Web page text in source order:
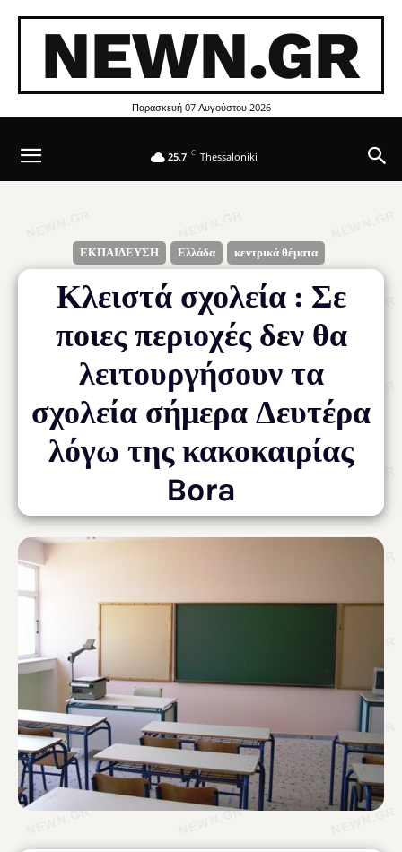
NEWN.GR
Παρασκευή 07 Αυγούστου 2026
25.7 C Thessaloniki
ΕΚΠΑΙΔΕΥΣΗ Ελλάδα κεντρικά θέματα
Κλειστά σχολεία : Σε
ποιες περιοχές δεν θα
λειτουργήσουν τα
σχολεία σήμερα Δευτέρα
λόγω της κακοκαιρίας
Bora